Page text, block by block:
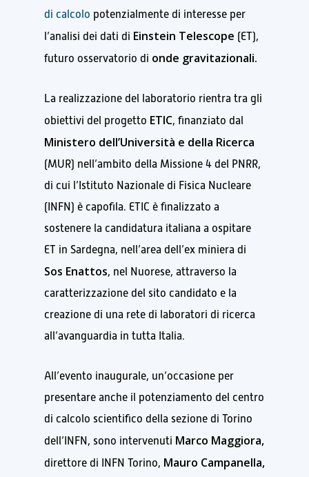
di calcolo potenzialmente di interesse per
l’analisi dei dati di Einstein Telescope (ET),
futuro osservatorio di onde gravitazionali.
La realizzazione del laboratorio rientra tra gli
obiettivi del progetto ETIC, finanziato dal
Ministero dell’Università e della Ricerca
(MUR) nell’ambito della Missione 4 del PNRR,
di cui l’Istituto Nazionale di Fisica Nucleare
(INFN) è capofila. ETIC è finalizzato a
sostenere la candidatura italiana a ospitare
ET in Sardegna, nell’area dell’ex miniera di
Sos Enattos, nel Nuorese, attraverso la
caratterizzazione del sito candidato e la
creazione di una rete di laboratori di ricerca
all’avanguardia in tutta Italia.
All’evento inaugurale, un’occasione per
presentare anche il potenziamento del centro
di calcolo scientifico della sezione di Torino
dell’INFN, sono intervenuti Marco Maggiora,
direttore di INFN Torino, Mauro Campanella,